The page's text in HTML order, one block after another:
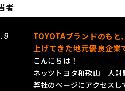
者
TOYOTAブランドのも
上げてきた地元優良企業
こんにちは！
ネッツトヨタ和歌山 人財
弊社のページにアクセスし